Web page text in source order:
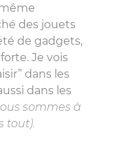
des jouets
de gadgets,
Je vois
dans les
dans les
sommes à
tout).